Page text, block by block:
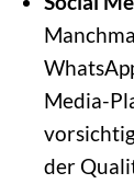
Media-
der